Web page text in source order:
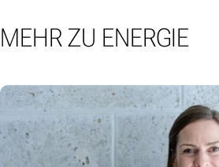
MEHR ZU ENERGIE